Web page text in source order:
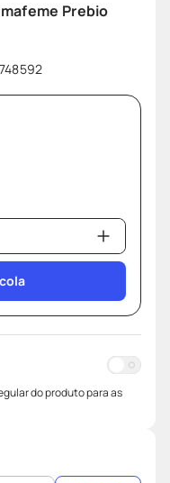
Prebio
748592
do produto para as